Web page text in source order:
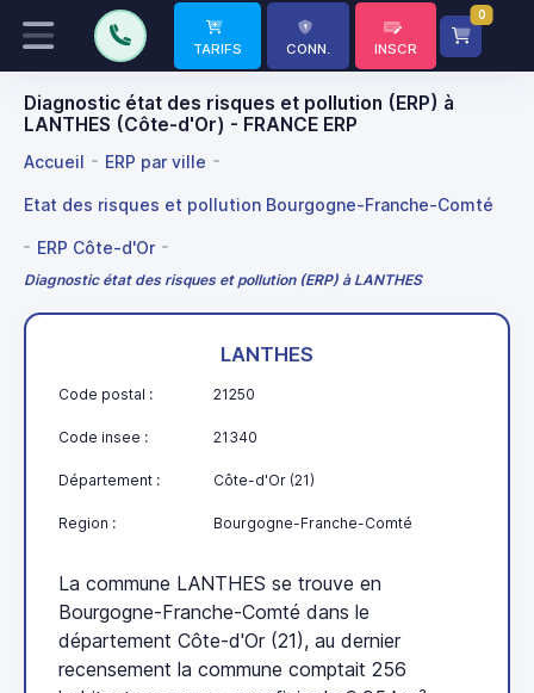
TARIFS CONN. INSCR
0
Diagnostic état des risques et pollution (ERP) à
LANTHES (Côte-d'Or) - FRANCE ERP
Accueil ERP par ville
Etat des risques et pollution Bourgogne-Franche-Comté
ERP Côte-d'Or
Diagnostic état des risques et pollution (ERP) à LANTHES
LANTHES
Code postal : 21250
Code insee : 21340
Département : Côte-d'Or (21)
Region : Bourgogne-Franche-Comté
La commune LANTHES se trouve en
Bourgogne-Franche-Comté dans le
département Côte-d'Or (21), au dernier
recensement la commune comptait 256